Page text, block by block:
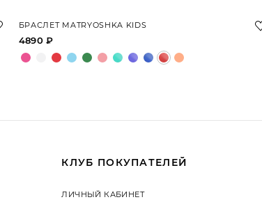
БРАСЛЕТ MATRYOSHKA KIDS
4890 ₽
КЛУБ ПОКУПАТЕЛЕЙ
ЛИЧНЫЙ КАБИНЕТ